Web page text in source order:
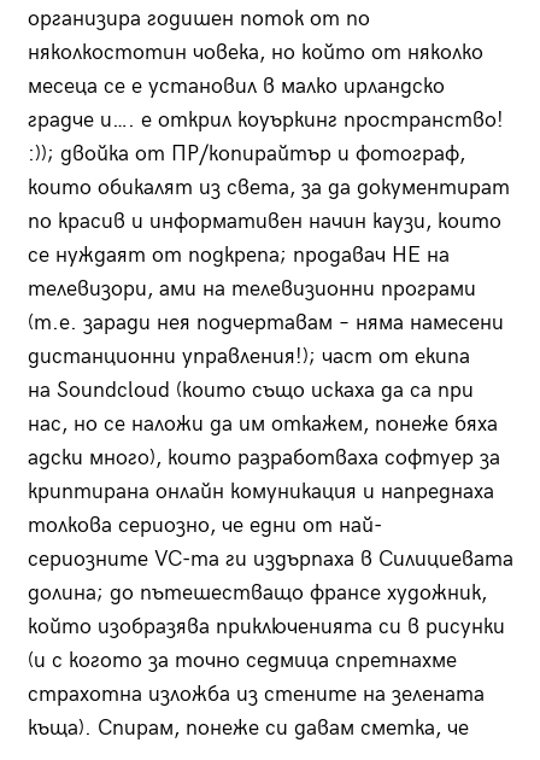
организира годишен поток от по
няколкостотин човека, но който от няколко
месеца се е установил в малко ирландско
градче и…. е открил коуъркинг пространство!
:)); двойка от ПР/копирайтър и фотограф,
които обикалят из света, за да документират
по красив и информативен начин каузи, които
се нуждаят от подкрепа; продавач НЕ на
телевизори, ами на телевизионни програми
(т.е. заради нея подчертавам – няма намесени
дистанционни управления!); част от екипа
на Soundcloud (които също искаха да са при
нас, но се наложи да им откажем, понеже бяха
адски много), които разработваха софтуер за
криптирана онлайн комуникация и напреднаха
толкова сериозно, че едни от най-
сериозните VC-та ги издърпаха в Силициевата
долина; до пътешестващо франсе художник,
който изобразява приключенията си в рисунки
(и с когото за точно седмица спретнахме
страхотна изложба из стените на зелената
къща). Спирам, понеже си давам сметка, че